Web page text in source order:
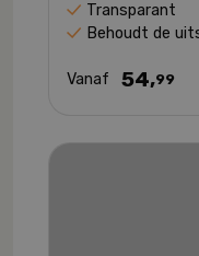
Transparant
Behoudt de
Vanaf 54,99